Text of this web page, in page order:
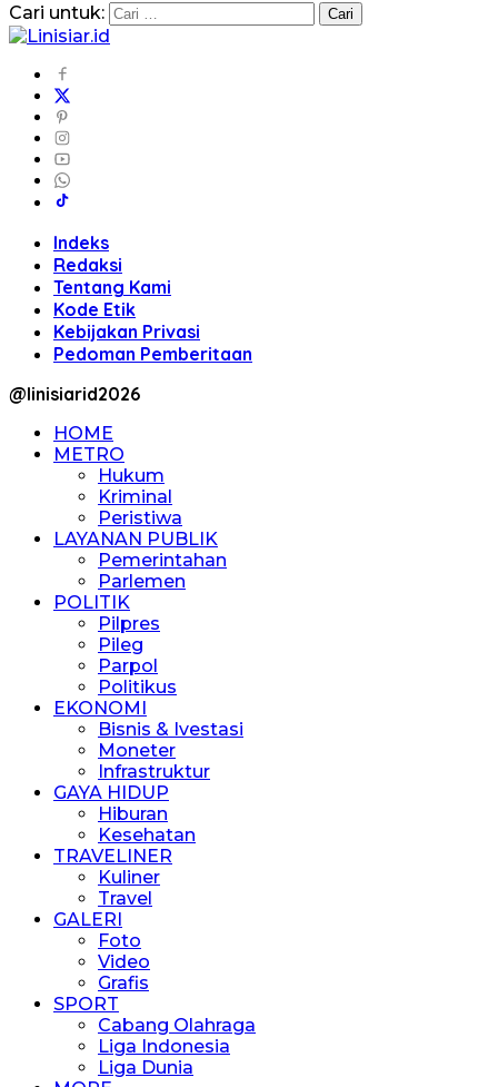
Cari untuk:
Indeks
Redaksi
Tentang Kami
Kode Etik
Kebijakan Privasi
Pedoman Pemberitaan
@linisiarid2026
HOME
METRO
Hukum
Kriminal
Peristiwa
LAYANAN PUBLIK
Pemerintahan
Parlemen
POLITIK
Pilpres
Pileg
Parpol
Politikus
EKONOMI
Bisnis & Ivestasi
Moneter
Infrastruktur
GAYA HIDUP
Hiburan
Kesehatan
TRAVELINER
Kuliner
Travel
GALERI
Foto
Video
Grafis
SPORT
Cabang Olahraga
Liga Indonesia
Liga Dunia